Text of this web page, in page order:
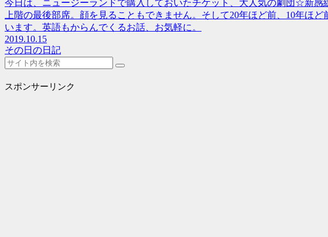
今日は、ニュージーランドで購入しておいたチケット、大人気の劇団☆新感
上階の最後部席。顔を見ることもできません。そして20年ほど前、10年ほ
います。英語もからんでくるお話、お気軽に。
2019.10.15
その日の日記
スポンサーリンク